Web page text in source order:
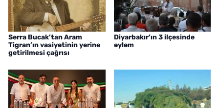
Serra Bucak’tan Aram
Tigran’ın vasiyetinin yerine
getirilmesi çağrısı
Diyarbakır’ın 3 ilçesinde
eylem